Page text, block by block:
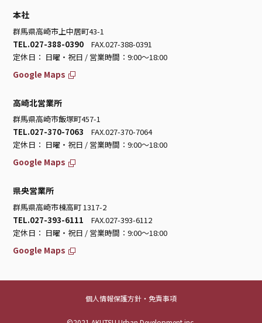
本社
群馬県高崎市上中居町43-1
TEL.027-388-0390 FAX.027-388-0391
定休日： 日曜・祝日 / 営業時間：9:00～18:00
Google Maps
高崎北営業所
群馬県高崎市飯塚町457-1
TEL.027-370-7063 FAX.027-370-7064
定休日： 日曜・祝日 / 営業時間：9:00～18:00
Google Maps
県央営業所
群馬県高崎市棟高町 1317-2
TEL.027-393-6111 FAX.027-393-6112
定休日： 日曜・祝日 / 営業時間：9:00～18:00
Google Maps
個人情報保護方針・免責事項